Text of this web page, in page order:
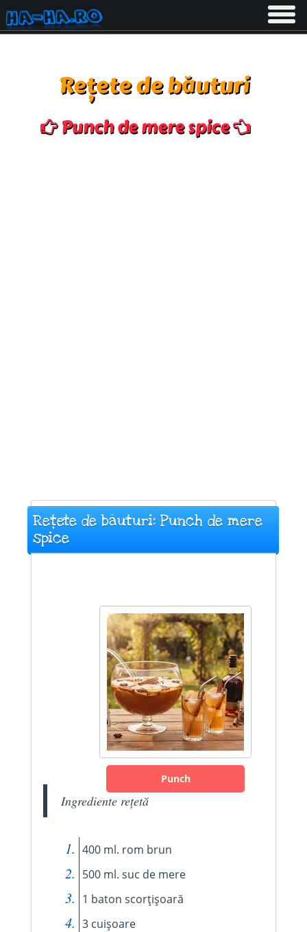
Toggle
Rețete de băuturi
Punch de mere spice
Rețete de băuturi: Punch de mere
spice
Punch
Ingrediente rețetă
400 ml. rom brun
500 ml. suc de mere
1 baton scorțișoară
3 cuișoare